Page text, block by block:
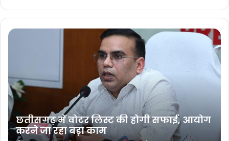
छतीसगढ़ में वोटर लिस्ट की होगी सफाई, आयोग
करने जा रहा बड़ा काम